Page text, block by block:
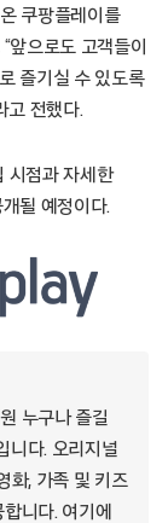
쿠팡플레이를
앞으로도 고객들이
즐기실 수 있도록
고 전했다.
시점과 자세한
될 예정이다.
누구나 즐길
다. 오리지널
화, 가족 및 키즈
니다. 여기에